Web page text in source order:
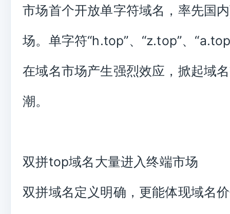
市场首个开放单字符域名，率先国内
场。单字符“h.top”、“z.top”、
在域名市场产生强烈效应，掀起域
潮。
双拼top域名大量进入终端市场
双拼域名定义明确，更能体现域名